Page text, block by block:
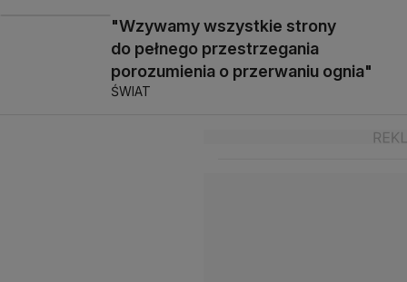
"Wzywamy wszystkie strony
do pełnego przestrzegania
porozumienia o przerwaniu ognia"
ŚWIAT